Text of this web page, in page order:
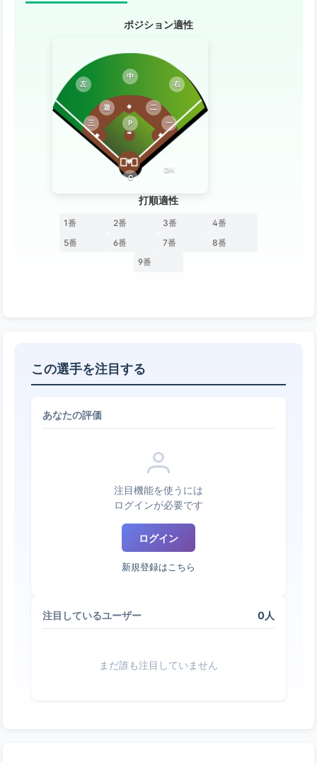
ポジション適性
P
C
一
二
三
遊
左
中
右
DH
打順適性
1番 2番 3番
4番
5番
6番 7番
8番
9番
この選手を注目する
あなたの評価
注目機能を使うには
ログインが必要です
ログイン
新規登録はこちら
注目しているユーザー 0人
まだ誰も注目していません